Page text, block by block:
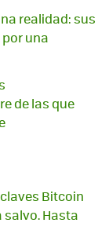
realidad: sus
una
de las que
Bitcoin
salvo. Hasta